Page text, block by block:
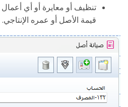
تنظيف أو معايرة أو أي أعمال
قيمة الأصل أو عمره الإنتاجي.